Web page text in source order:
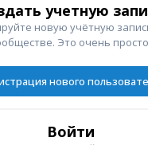
учетную
новую учётную
Это очень
нового
Войти